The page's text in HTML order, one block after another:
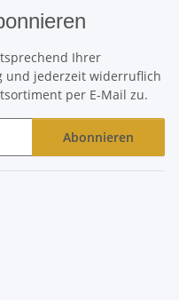
Ihrer
und jederzeit widerruflich
per E-Mail zu.
Abonnieren